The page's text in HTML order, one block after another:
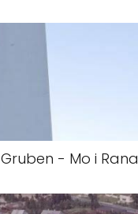
Gruben - Mo i Rana